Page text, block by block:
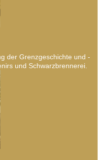
der Grenzgeschichte und -
und Schwarzbrennerei.